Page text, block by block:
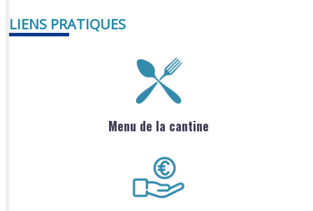
LIENS PRATIQUES
Menu de la cantine